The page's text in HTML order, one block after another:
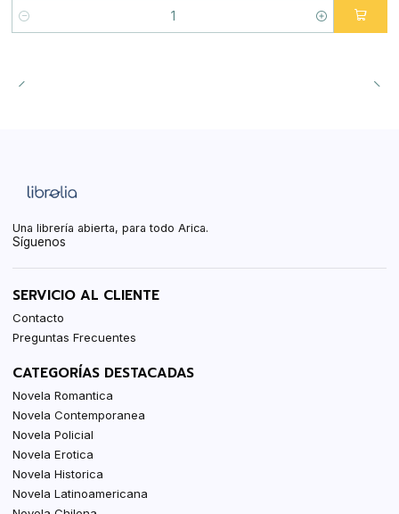
Cantidad
Una librería abierta, para todo Arica.
Síguenos
SERVICIO AL CLIENTE
Contacto
Preguntas Frecuentes
CATEGORÍAS DESTACADAS
Novela Romantica
Novela Contemporanea
Novela Policial
Novela Erotica
Novela Historica
Novela Latinoamericana